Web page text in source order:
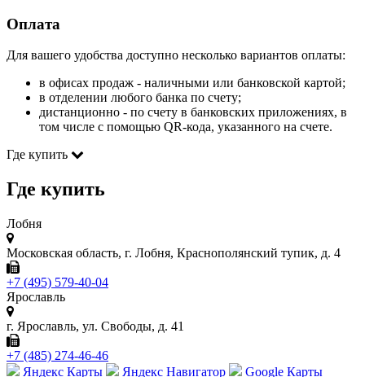
Оплата
Для вашего удобства доступно несколько вариантов оплаты:
в офисах продаж - наличными или банковской картой;
в отделении любого банка по счету;
дистанционно - по счету в банковских приложениях, в
том числе с помощью QR-кода, указанного на счете.
Где купить
Где купить
Лобня
Московская область, г. Лобня, Краснополянский тупик, д. 4
+7 (495) 579-40-04
Ярославль
г. Ярославль, ул. Свободы, д. 41
+7 (485) 274-46-46
Яндекс Карты
Яндекс Навигатор
Google Карты